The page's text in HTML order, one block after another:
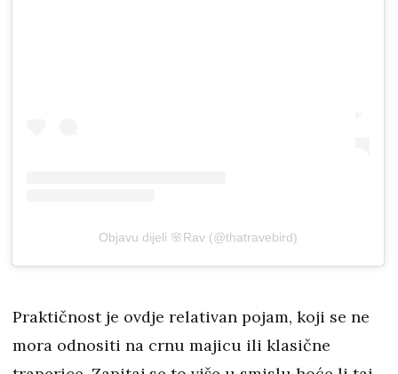
Objavu dijeli 🌸Rav (@thatravebird)
Praktičnost je ovdje relativan pojam, koji se ne
mora odnositi na crnu majicu ili klasične